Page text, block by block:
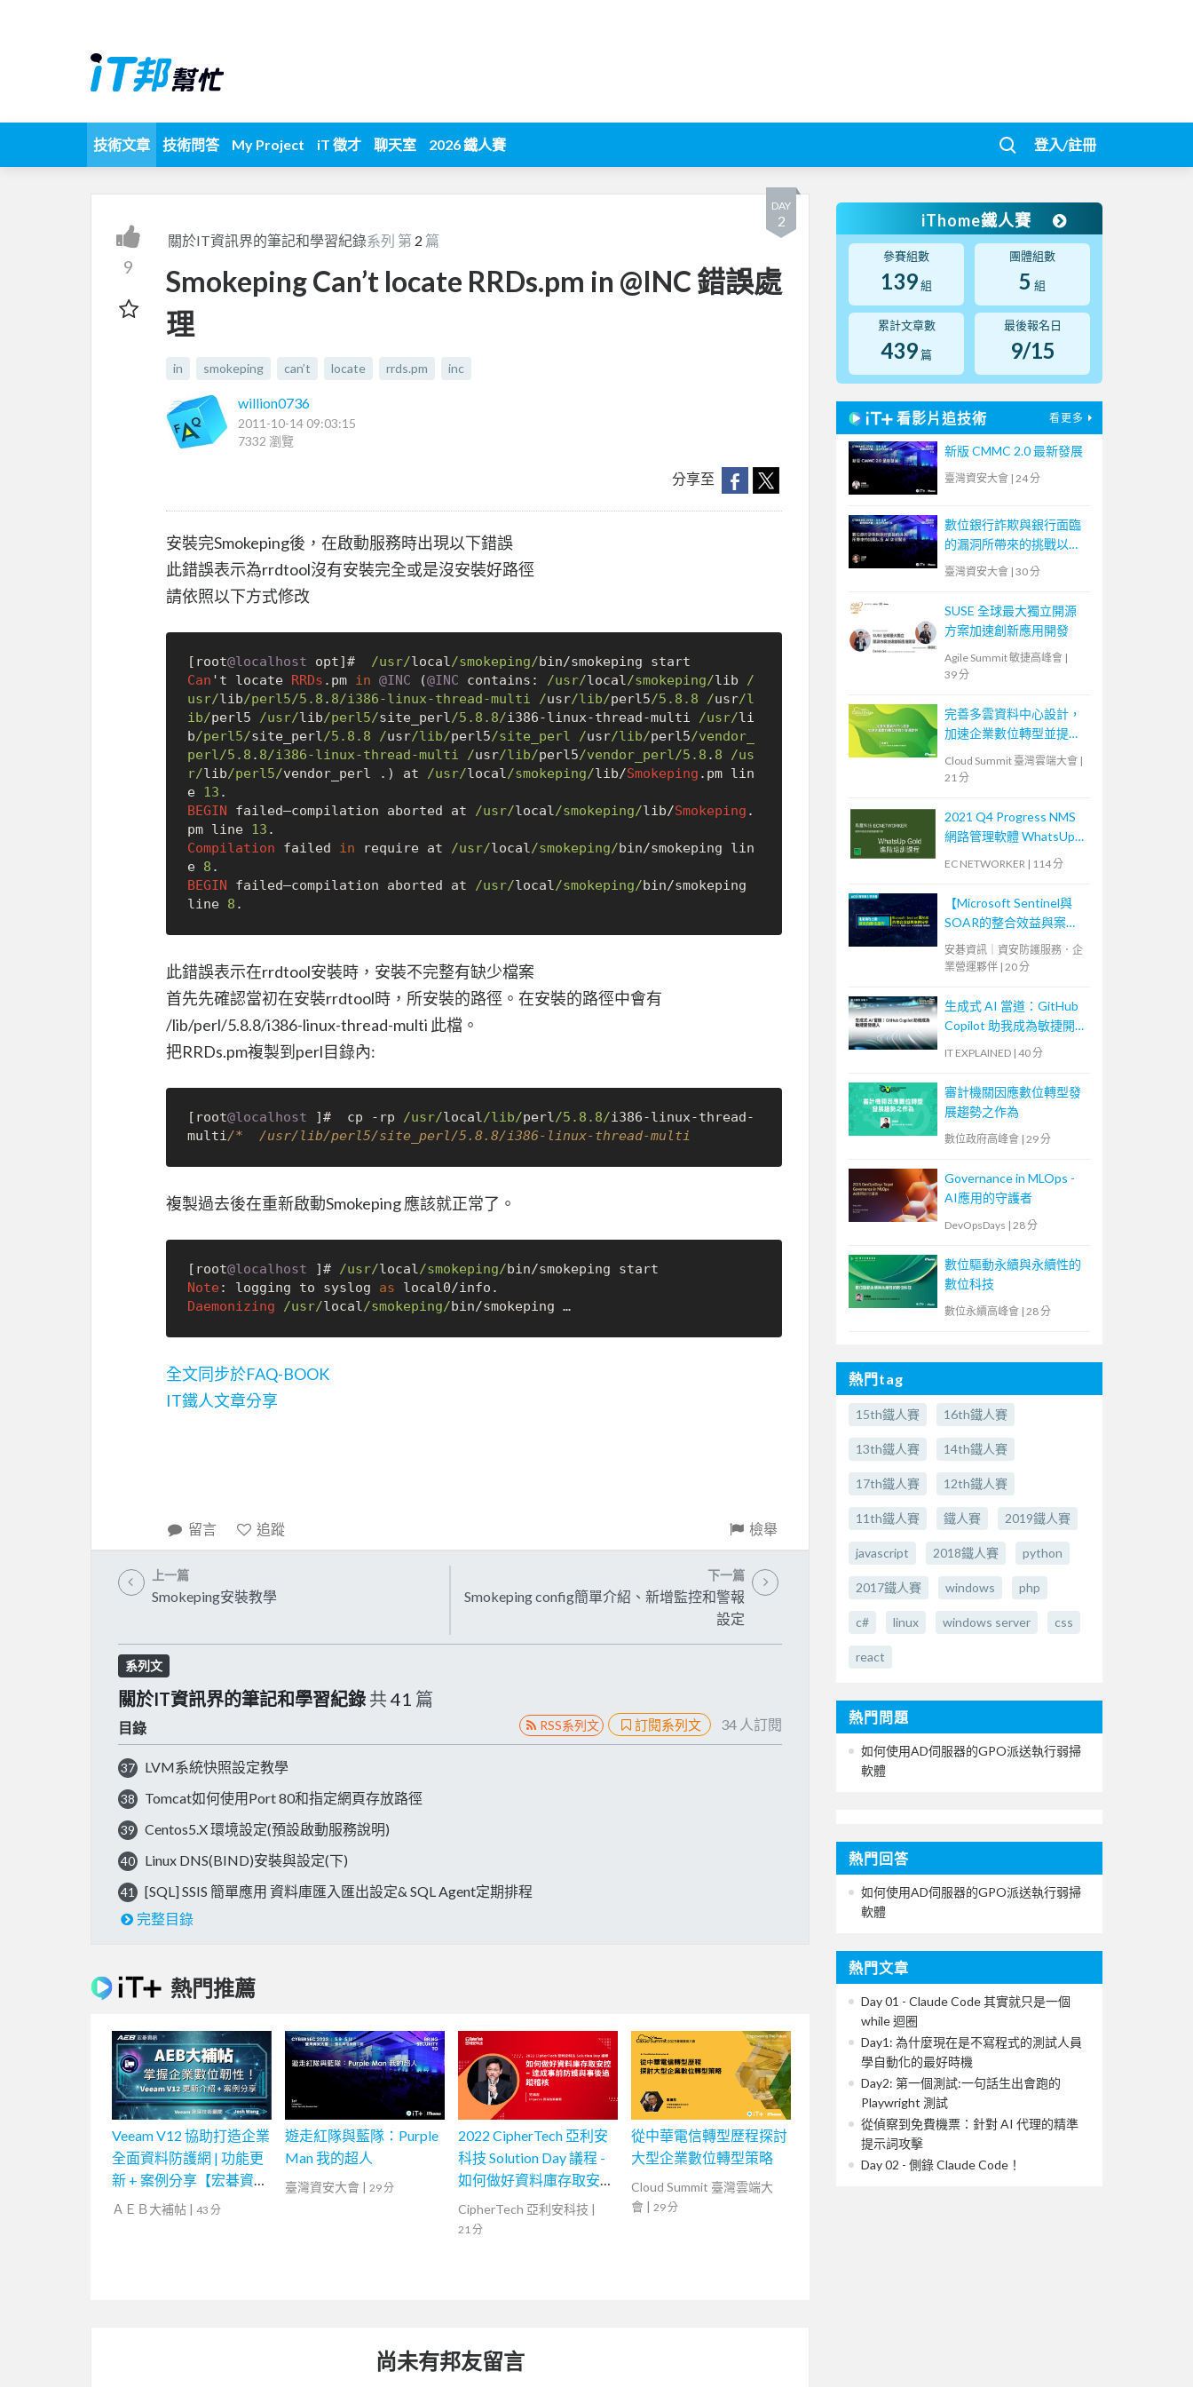
技術文章 技術問答 My Project iT 徵才 聊天室 2026 鐵人賽 登入/註冊
DAY
2
9
關於IT資訊界的筆記和學習紀錄系列 第 2 篇
Smokeping Can’t locate RRDs.pm in @INC 錯誤處
理
in smokeping can’t locate rrds.pm inc
willion0736
2011-10-14 09:03:15
7332 瀏覽
分享至
安裝完Smokeping後，在啟動服務時出現以下錯誤
此錯誤表示為rrdtool沒有安裝完全或是沒安裝好路徑
請依照以下方式修改
[root@localhost opt]# /usr/local/smokeping/bin/
Can 't locate RRDs .pm in @INC (@INC contains: /usr/local/smokeping/lib /
usr/lib/perl5/5.8 . 8/i386-linux-thread-multi /usr/lib/perl5/5.8.8 /usr/l
ib/perl5 /usr/lib/perl5/site_perl/5.8.8/i386-linux-thread-multi /usr/li
b/perl5/site_perl/5.8.8 /usr/lib/perl5/site_perl /usr/lib/perl5/vendor_
perl/5.8 . 8/i386-linux-thread-multi /usr/lib/perl5/vendor_perl/5.8 . 8
/us
r/lib/perl5/vendor_perl .) at /usr/local/smokeping/lib/Smokeping .pm lin
e 13
BEGIN failed–compilation aborted at /usr/local/smokeping/lib/Smokeping .
pm line 13
Compilation failed in require at /usr/local/smokeping/bin/smokeping lin
e 8
BEGIN failed–compilation aborted at /usr/local/smokeping/bin/smokeping
line 8
此錯誤表示在rrdtool安裝時，安裝不完整有缺少檔案
首先先確認當初在安裝rrdtool時，所安裝的路徑。在安裝的路徑中會有
/lib/perl/5.8.8/i386-linux-thread-multi 此檔。
把RRDs.pm複製到perl目錄內:
[root@localhost ]#  cp - rp /usr/local/lib/perl/5.8.8/i386-linux-thread-
multi
複製過去後在重新啟動Smokeping 應該就正常了。
[root@localhost ]# /usr/local/smokeping/bin/
Note : logging to syslog as local0/
Daemonizing
/usr/local/smokeping/bin/smokeping …
全文同步於FAQ-BOOK
IT鐵人文章分享
留言 追蹤 檢舉
上一篇
Smokeping安裝教學
下一篇
Smokeping config簡單介紹、新增監控和警報
設定
系列文
關於IT資訊界的筆記和學習紀錄 共 41 篇
目錄 RSS系列文 訂閱系列文 34 人訂閱
37 LVM系統快照設定教學
38 Tomcat如何使用Port 80和指定網頁存放路徑
39 Centos5.X 環境設定(預設啟動服務說明)
40 Linux DNS(BIND)安裝與設定(下)
41
[SQL] SSIS 簡單應用 資料庫匯入匯出設定& SQL Agent定期排程
完整目錄
熱門推薦
Veeam V12 協助打造企業
全面資料防護網 | 功能更
新 + 案例分享【宏碁資訊
網路學堂】
ＡＥＢ大補帖 | 43 分
遊走紅隊與藍隊：Purple
Man 我的超人
臺灣資安大會 | 29 分
2022 CipherTech 亞利安
科技 Solution Day 議程 -
如何做好資料庫存取安
控，達成事前防護與事後
追蹤稽核
CipherTech 亞利安科技 |
21 分
從中華電信轉型歷程探討
大型企業數位轉型策略
Cloud Summit 臺灣雲端大
會 | 29 分
尚未有邦友留言
iThome鐵人賽
參賽組數
139組
團體組數
5 組
累計文章數
439 篇
最後報名日
9/15
看影片追技術 看更多
新版 CMMC 2.0 最新發展
臺灣資安大會 | 24 分
數位銀行詐欺與銀行面臨
的漏洞所帶來的挑戰以及
AI 如何幫助
臺灣資安大會 | 30 分
SUSE 全球最大獨立開源
方案加速創新應用開發
Agile Summit 敏捷高峰會 |
39 分
完善多雲資料中心設計，
加速企業數位轉型並提升
Cloud Summit 臺灣雲端大會 |
21 分
2021 Q4 Progress NMS
網路管理軟體 WhatsUp
Gold 進階培訓課程 (2)
EC NETWORKER | 114 分
【Microsoft Sentinel與
SOAR的整合效益與案例
分享】
安碁資訊｜資安防護服務．企
業營運夥伴 | 20 分
生成式 AI 當道：GitHub
Copilot 助我成為敏捷開
IT EXPLAINED | 40 分
審計機關因應數位轉型發
展趨勢之作為
數位政府高峰會 | 29 分
Governance in MLOps -
AI應用的守護者
DevOpsDays | 28 分
數位驅動永續與永續性的
數位科技
數位永續高峰會 | 28 分
熱門tag
15th鐵人賽 16th鐵人賽
13th鐵人賽 14th鐵人賽
17th鐵人賽 12th鐵人賽
11th鐵人賽 鐵人賽 2019鐵人賽
javascript 2018鐵人賽 python
2017鐵人賽 windows php
c# linux windows server css
react
熱門問題
如何使用AD伺服器的GPO派送執行弱掃
軟體
熱門回答
如何使用AD伺服器的GPO派送執行弱掃
軟體
熱門文章
Day 01 - Claude Code 其實就只是一個
while 迴圈
Day1: 為什麼現在是不寫程式的測試人員
學自動化的最好時機
Day2: 第一個測試:一句話生出會跑的
Playwright 測試
從偵察到免費機票：針對 AI 代理的精準
提示詞攻擊
Day 02 - 側錄 Claude Code！